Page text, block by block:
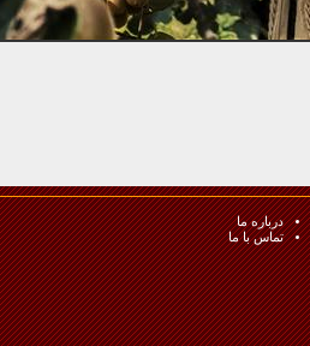
درباره ما
تماس با ما